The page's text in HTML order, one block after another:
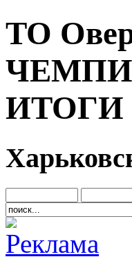
ТО
ИТОГИ